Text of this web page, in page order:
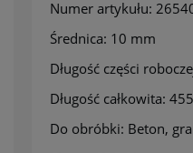
Numer artykułu:
Średnica: 10 mm
Długość części
Długość całkowita:
Do obróbki: Beton,